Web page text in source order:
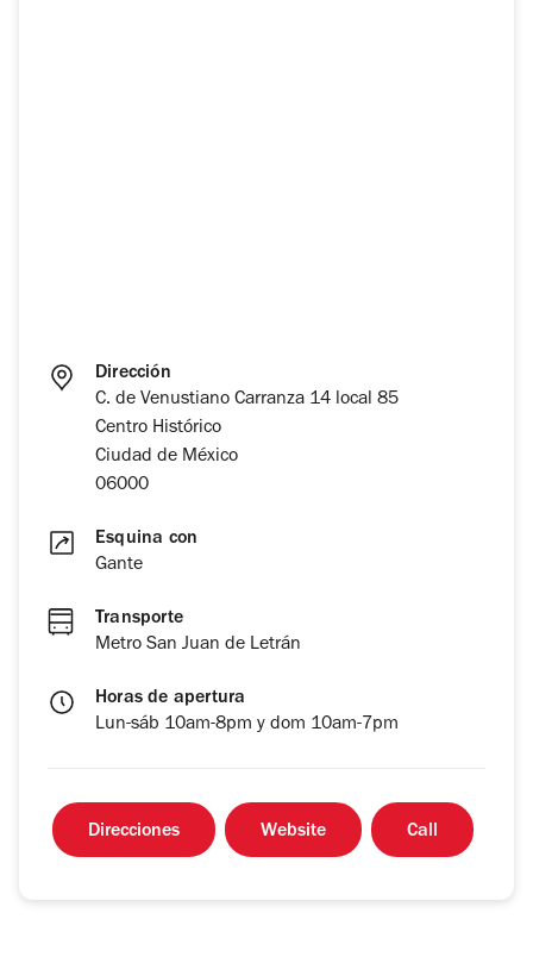
Dirección
C. de Venustiano Carranza 14 local 85
Centro Histórico
Ciudad de México
06000
Esquina con
Gante
Transporte
Metro San Juan de Letrán
Horas de apertura
Lun-sáb 10am-8pm y dom 10am-7pm
Direcciones Website Call